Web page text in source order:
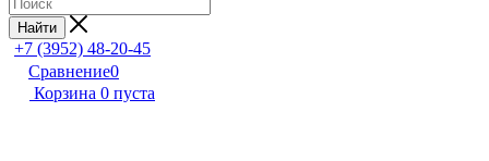
Найти
+7 (3952) 48-20-45
Сравнение0
Корзина 0 пуста